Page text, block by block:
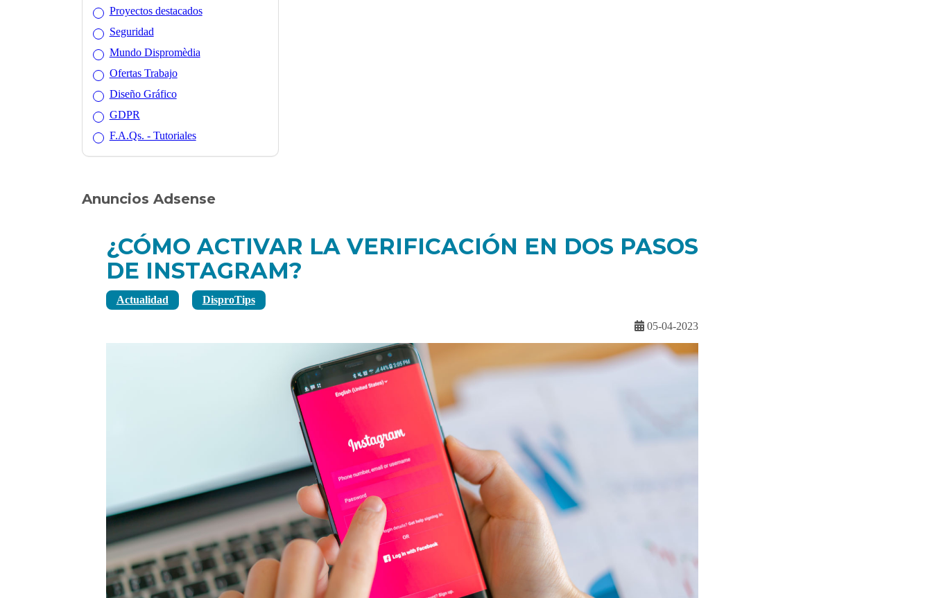
Proyectos destacados
Seguridad
Mundo Dispromèdia
Ofertas Trabajo
Diseño Gráfico
GDPR
F.A.Qs. - Tutoriales
Anuncios Adsense
¿CÓMO ACTIVAR LA VERIFICACIÓN EN DOS PASOS
DE INSTAGRAM?
Actualidad DisproTips
05-04-2023